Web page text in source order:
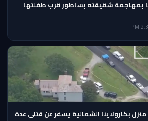
بمهاجمة شقيقته بساطور قرب طفلتها
بكارولاينا الشمالية يسفر عن قتلى عدة